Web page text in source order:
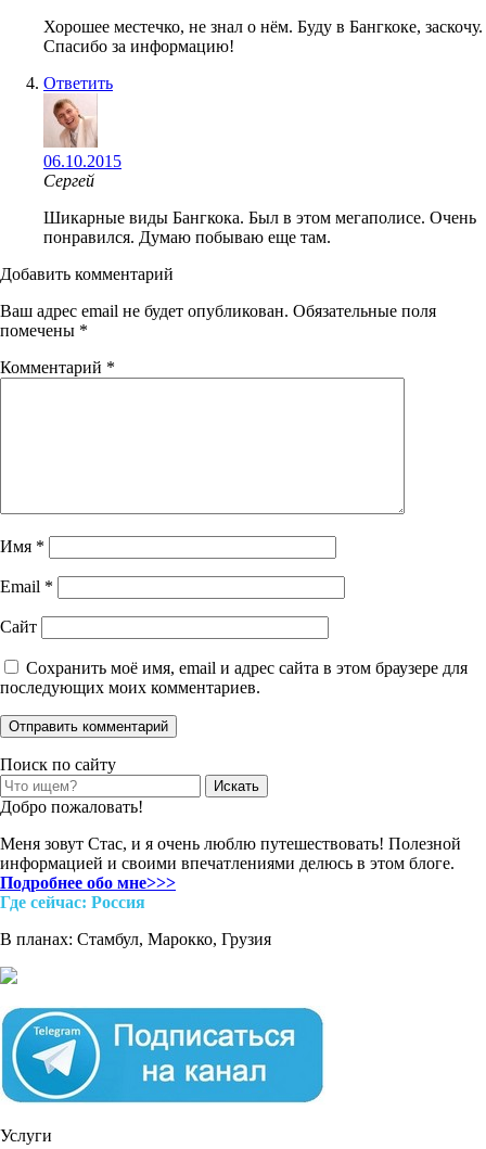
Хорошее местечко, не знал о нём. Буду в Бангкоке, заскочу.
Спасибо за информацию!
Ответить
06.10.2015
Сергей
Шикарные виды Бангкока. Был в этом мегаполисе. Очень
понравился. Думаю побываю еще там.
Добавить комментарий
Ваш адрес email не будет опубликован. Обязательные поля
помечены *
Комментарий *
Имя *
Email *
Сайт
Сохранить моё имя, email и адрес сайта в этом браузере для
последующих моих комментариев.
Поиск по сайту
Search
for:
Добро пожаловать!
Меня зовут Стас, и я очень люблю путешествовать! Полезной
информацией и своими впечатлениями делюсь в этом блоге.
Подробнее обо мне>>>
Где cейчас: Россия
В планах: Стамбул, Марокко, Грузия
Услуги